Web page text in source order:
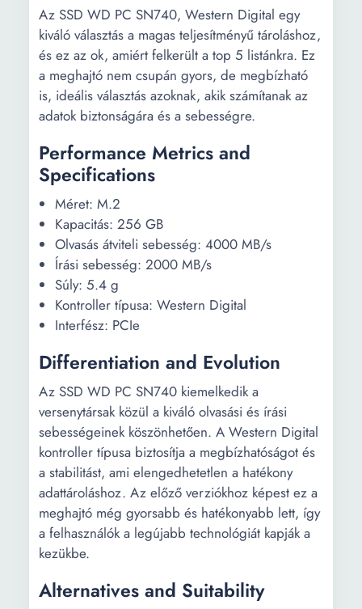
Az SSD WD PC SN740, Western Digital egy
kiváló választás a magas teljesítményű tároláshoz,
és ez az ok, amiért felkerült a top 5 listánkra. Ez
a meghajtó nem csupán gyors, de megbízható
is, ideális választás azoknak, akik számítanak az
adatok biztonságára és a sebességre.
Performance Metrics and
Specifications
Méret: M.2
Kapacitás: 256 GB
Olvasás átviteli sebesség: 4000 MB/s
Írási sebesség: 2000 MB/s
Súly: 5.4 g
Kontroller típusa: Western Digital
Interfész: PCIe
Differentiation and Evolution
Az SSD WD PC SN740 kiemelkedik a
versenytársak közül a kiváló olvasási és írási
sebességeinek köszönhetően. A Western Digital
kontroller típusa biztosítja a megbízhatóságot és
a stabilitást, ami elengedhetetlen a hatékony
adattároláshoz. Az előző verziókhoz képest ez a
meghajtó még gyorsabb és hatékonyabb lett, így
a felhasználók a legújabb technológiát kapják a
kezükbe.
Alternatives and Suitability